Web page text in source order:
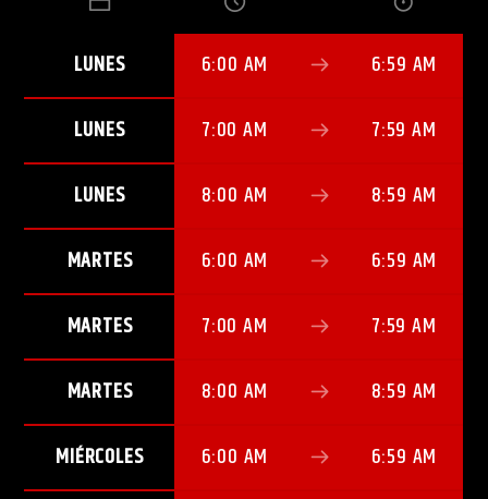
LUNES 6:00 AM 6:59 AM
LUNES 7:00 AM 7:59 AM
LUNES 8:00 AM 8:59 AM
MARTES 6:00 AM 6:59 AM
MARTES 7:00 AM 7:59 AM
MARTES 8:00 AM 8:59 AM
MIÉRCOLES 6:00 AM 6:59 AM